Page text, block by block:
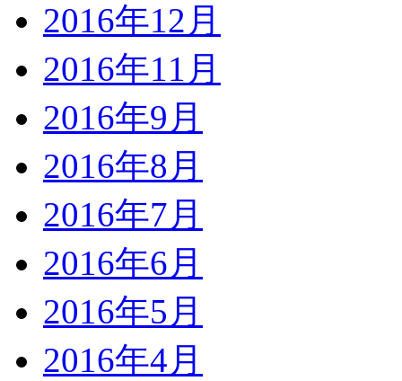
2016年12月
2016年11月
2016年9月
2016年8月
2016年7月
2016年6月
2016年5月
2016年4月